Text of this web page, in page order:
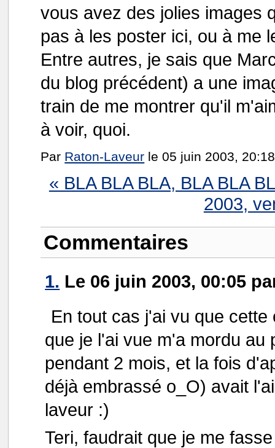
vous avez des jolies images
pas à les poster ici, ou à me
Entre autres, je sais que
du blog précédent) a une
train de me montrer qu'il
à voir, quoi.
Par Raton-Laveur le 05 juin 2003,
« BLA BLA BLA, BLA BLA
2003,
Commentaires
1. Le 06 juin 2003, 00:05
En tout cas j'ai vu que
que je l'ai vue m'a mordu au
pendant 2 mois, et la fois
déjà embrassé o_O) avait
laveur :)
Teri, faudrait que je me